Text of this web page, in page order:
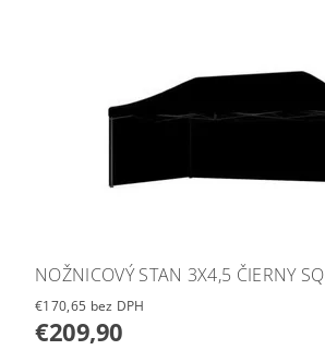
NOŽNICOVÝ STAN 3X4,5 ČIERNY SQ
€170,65 bez DPH
€209,90